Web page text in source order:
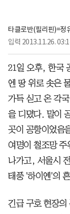
타클로반(필리핀)=정
입력 2013.11.26.
21일 오후, 한국
엔 땅 위로 솟은
가득 싣고 온 각
을 디뎠다. 말이
곳이 공항이었음
여명이 철조망 주
나가고, 서울시
태풍 '하이옌'의
긴급 구호 현장의